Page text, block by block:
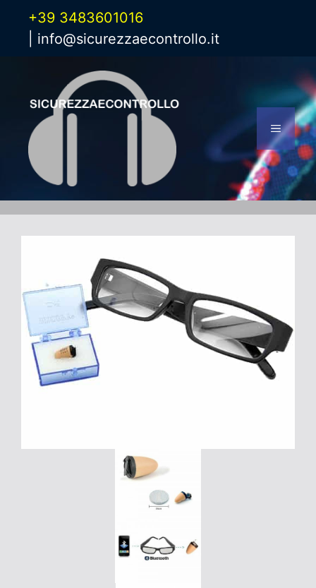
contenuto
+39 3483601016
info@sicurezzaecontrollo.it
Menu